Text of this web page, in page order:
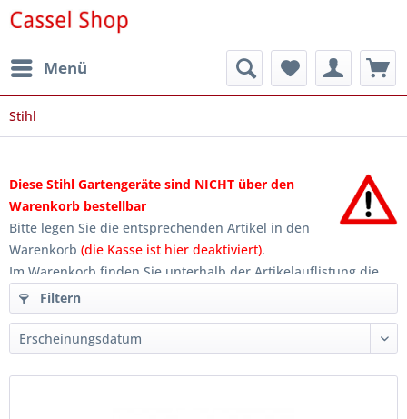
Menü
Stihl
Diese Stihl Gartengeräte sind NICHT über den
Warenkorb bestellbar
Bitte legen Sie die entsprechenden Artikel in den
Warenkorb (die Kasse ist hier deaktiviert).
Im Warenkorb finden Sie unterhalb der Artikelauflistung die
Auswahl 'Angebot anfordern
eine Preis- und Verfügbarkeitsanfrage an uns zu stellen. Wir
bedanken uns für Ihr Verständnis...
Filtern